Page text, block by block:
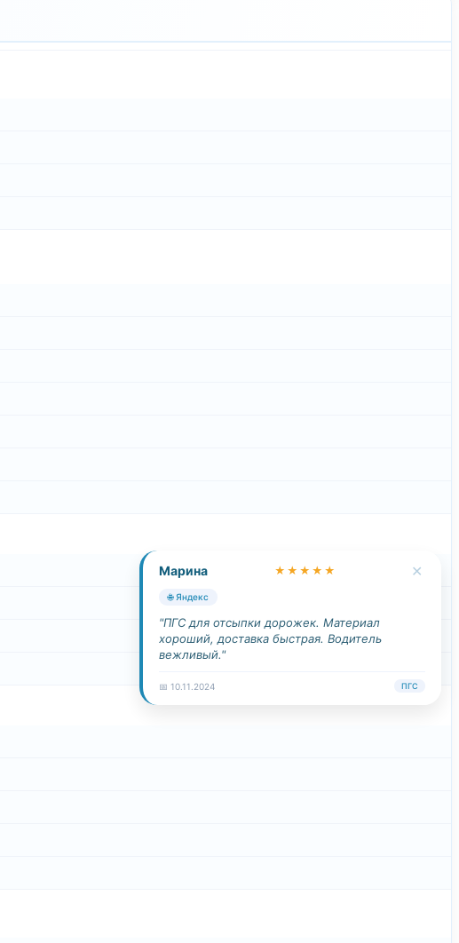
Марина ★★★★★ ✕
🌐 Яндекс
"ПГС для отсыпки дорожек. Материал
хороший, доставка быстрая. Водитель
вежливый."
📅 10.11.2024 ПГС